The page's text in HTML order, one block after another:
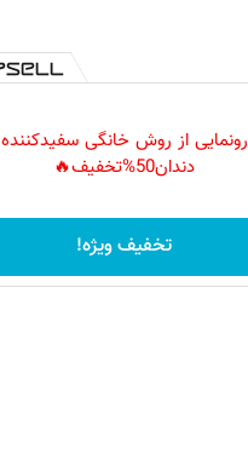
رونمایی از روش خانگی سفیدکننده
دندان50%تخفیف🔥
تخفیف ویژه!